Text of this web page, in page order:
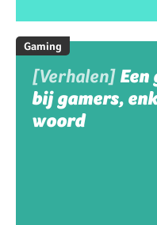
Gaming
[Verhalen]
bij gamers,
woord